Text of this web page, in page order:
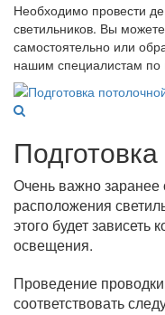
Необходимо провести
светильников. Вы
самостоятельно или
нашим специалистам по
Очень важно заранее
расположения
этого будет
освещения.
Проведение
соответствовать